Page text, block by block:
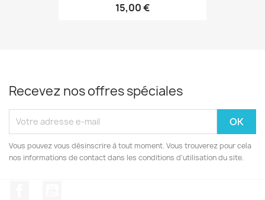
15,00 €
Recevez nos offres spéciales
Vous pouvez vous désinscrire à tout moment. Vous trouverez pour cela
nos informations de contact dans les conditions d'utilisation du site.